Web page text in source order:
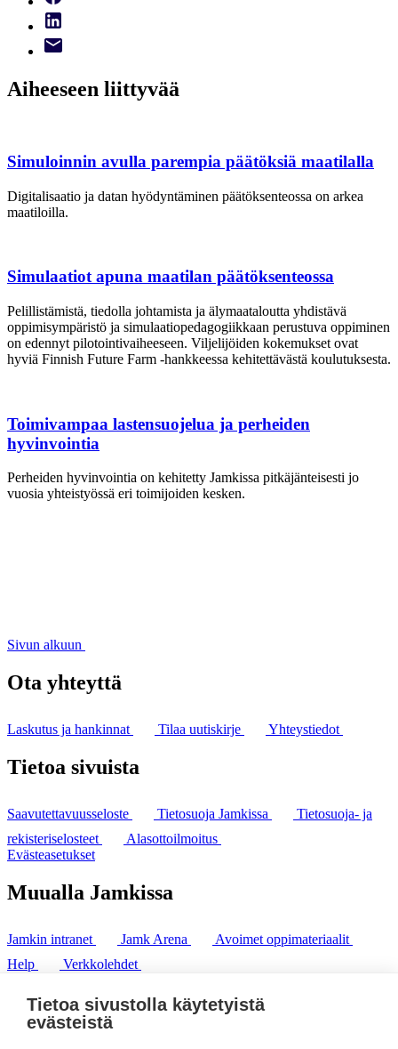
Aiheeseen liittyvää
Simuloinnin avulla parempia päätöksiä maatilalla
Digitalisaatio ja datan hyödyntäminen päätöksenteossa on arkea
maatiloilla.
Simulaatiot apuna maatilan päätöksenteossa
Pelillistämistä, tiedolla johtamista ja älymaataloutta yhdistävä
oppimisympäristö ja simulaatiopedagogiikkaan perustuva oppiminen
on edennyt pilotointivaiheeseen. Viljelijöiden kokemukset ovat
hyviä Finnish Future Farm -hankkeessa kehitettävästä koulutuksesta.
Toimivampaa lastensuojelua ja perheiden
hyvinvointia
Perheiden hyvinvointia on kehitetty Jamkissa pitkäjänteisesti jo
vuosia yhteistyössä eri toimijoiden kesken.
Sivun alkuun
Ota yhteyttä
Laskutus ja hankinnat Tilaa uutiskirje Yhteystiedot
Tietoa sivuista
Saavutettavuusseloste Tietosuoja Jamkissa
Tietosuoja- ja
rekisteriselosteet
Alasottoilmoitus
Evästeasetukset
Muualla Jamkissa
Jamkin intranet Jamk Arena
Avoimet oppimateriaalit
Help
Verkkolehdet
puh. +358 20 743 8100
fax. +358 14 449 9694
Tietoa sivustolla käytetyistä
evästeistä